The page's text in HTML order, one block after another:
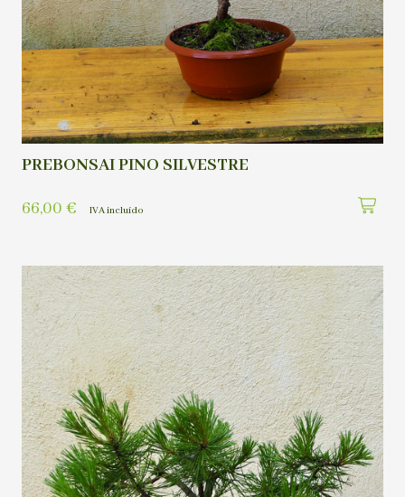
PREBONSAI PINO SILVESTRE
66,00 € IVA incluído